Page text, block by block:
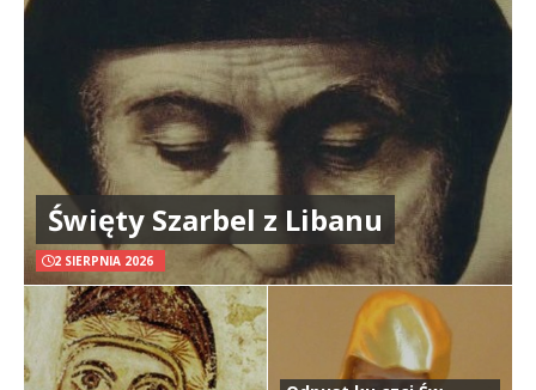
Święty Szarbel z Libanu
2 SIERPNIA 2026